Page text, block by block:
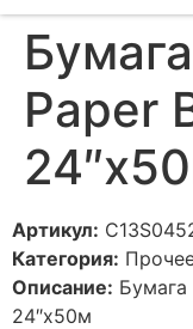
Paper
Артикул:
Категория:
Описание: Бумага
24″x50м